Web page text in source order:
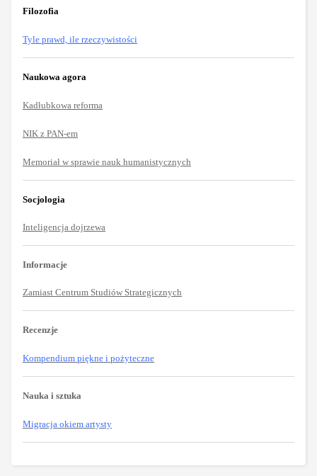
Filozofia
Tyle prawd, ile rzeczywistości
Naukowa agora
Kadłubkowa reforma
NIK z PAN-em
Memoriał w sprawie nauk humanistycznych
Socjologia
Inteligencja dojrzewa
Informacje
Zamiast Centrum Studiów Strategicznych
Recenzje
Kompendium piękne i pożyteczne
Nauka i sztuka
Migracja okiem artysty